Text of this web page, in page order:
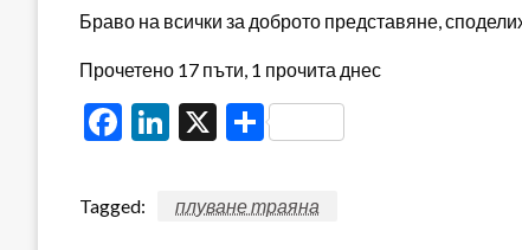
Браво на всички за доброто представяне,
Прочетено 17 пъти, 1 прочита днес
Facebook
LinkedIn
X Share
Tagged: плуване траяна